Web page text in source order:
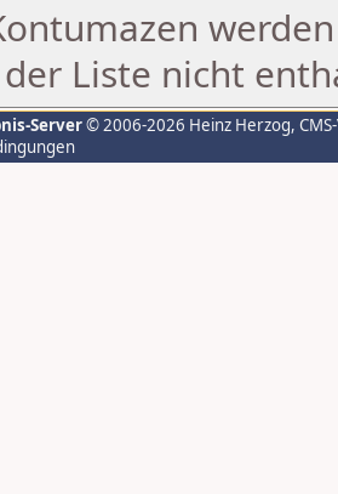
Liste nicht
Server© 2006-2026 Heinz Herzog,